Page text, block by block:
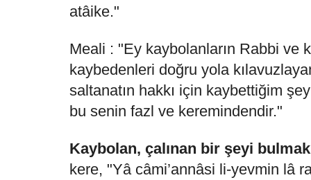
atâike."
Meali : "Ey kaybolanların Rabbi ve
kaybedenleri doğru yola
saltanatın hakkı için kaybettiğim
bu senin fazl ve keremindendir."
Kaybolan, çalınan bir şeyi
kere, "Yâ câmi’annâsi li-yevmin lâ